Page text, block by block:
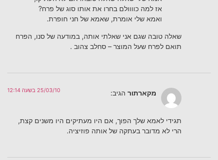
אז למה כוווולם בחרו את אותו סוג של פרח?
ואמא שלי אומרת, שאמא של חני חופרת.
שאלה טובה שגם אני שאלתי אותה, במודעה של סנו, הפרח
תואם לפרח שעל המוצר – סחלב צהוב .
מקארתור הגיב: 25/03/10 בשעה 12:14
תגידי לאמא שלך הפוך, אם היו מעתיקים היו משנים קצת,
הרי לא מדובר בעתקה של אותה פוזיציה.